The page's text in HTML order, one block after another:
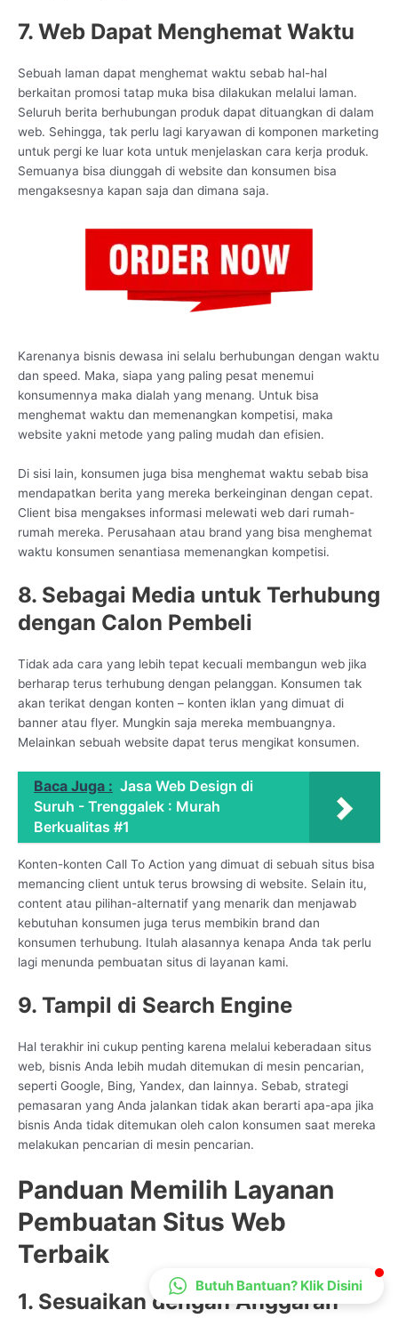
7. Web Dapat Menghemat Waktu
Sebuah laman dapat menghemat waktu sebab hal-hal
berkaitan promosi tatap muka bisa dilakukan melalui laman.
Seluruh berita berhubungan produk dapat dituangkan di dalam
web. Sehingga, tak perlu lagi karyawan di komponen marketing
untuk pergi ke luar kota untuk menjelaskan cara kerja produk.
Semuanya bisa diunggah di website dan konsumen bisa
mengaksesnya kapan saja dan dimana saja.
Karenanya bisnis dewasa ini selalu berhubungan dengan waktu
dan speed. Maka, siapa yang paling pesat menemui
konsumennya maka dialah yang menang. Untuk bisa
menghemat waktu dan memenangkan kompetisi, maka
website yakni metode yang paling mudah dan efisien.
Di sisi lain, konsumen juga bisa menghemat waktu sebab bisa
mendapatkan berita yang mereka berkeinginan dengan cepat.
Client bisa mengakses informasi melewati web dari rumah-
rumah mereka. Perusahaan atau brand yang bisa menghemat
waktu konsumen senantiasa memenangkan kompetisi.
8. Sebagai Media untuk Terhubung
dengan Calon Pembeli
Tidak ada cara yang lebih tepat kecuali membangun web jika
berharap terus terhubung dengan pelanggan. Konsumen tak
akan terikat dengan konten – konten iklan yang dimuat di
banner atau flyer. Mungkin saja mereka membuangnya.
Melainkan sebuah website dapat terus mengikat konsumen.
Baca Juga : Jasa Web Design di
Suruh - Trenggalek : Murah
Berkualitas #1
Konten-konten Call To Action yang dimuat di sebuah situs bisa
memancing client untuk terus browsing di website. Selain itu,
content atau pilihan-alternatif yang menarik dan menjawab
kebutuhan konsumen juga terus membikin brand dan
konsumen terhubung. Itulah alasannya kenapa Anda tak perlu
lagi menunda pembuatan situs di layanan kami.
9. Tampil di Search Engine
Hal terakhir ini cukup penting karena melalui keberadaan situs
web, bisnis Anda lebih mudah ditemukan di mesin pencarian,
seperti Google, Bing, Yandex, dan lainnya. Sebab, strategi
pemasaran yang Anda jalankan tidak akan berarti apa-apa jika
bisnis Anda tidak ditemukan oleh calon konsumen saat mereka
melakukan pencarian di mesin pencarian.
Panduan Memilih Layanan
Pembuatan Situs Web
Terbaik
1. Sesuaikan dengan Anggaran
CS Lenteraweb
Online
Butuh Bantuan? Klik Disini